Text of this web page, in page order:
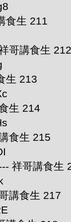
食生 211
哥講食生 212
生 213
生 214
食生 215
祥哥講食生
講食生 217